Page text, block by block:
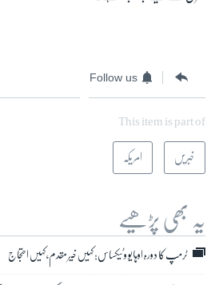
Follow us
This item is part of
خبریں امریکہ
یہ بھی پڑھیے
ٹرمپ کا دورہ اوہایو و ٹیکساس: کہیں خیر مقدم، کہیں احتجاج